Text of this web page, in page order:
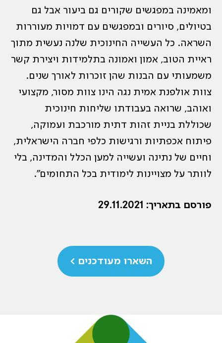
ומאמינה במפגשים שקורים גם ביעור אבל גם
בטיולים, סיורים ובמפגשים עם דמויות מעוררות
השראה. כל העשייה החינוכית שלנה נעשית מתוך
ראיית הטוב, אמון ואמונה בתלמידות ויצירת קשר
משמעותי עם הבנות שהן זוכרות לאורך שנים.
צוות אולפנת אמית נגה הינו צוות מסור, מקצועי
ואוהב, שרואה בעבודתו שליחות חינוכית
שכוללת בניית זהות דתית מורכבת ועמוקה,
פיתוח אכפתיות ורגישות כלפי חברה הישראלית,
וחיים של נתינה ועשייה למען הכלל והמדינה, בלי
לוותר על מצויינות לימודית בכל התחומים”.
פורסם בתאריך: 29.11.2021
השארו מעודכנים >